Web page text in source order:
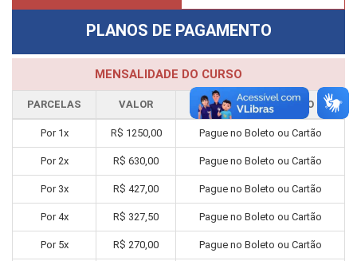
PLANOS DE PAGAMENTO
MENSALIDADE DO CURSO
PARCELAS VALOR FORMA PAGAMENTO
Por 1x R$ 1250,00 Pague no Boleto ou Cartão
Por2x R$ 630,00 Pague no Boleto ou Cartão
Por 3x R$ 427,00 Pague no Boleto ou Cartão
Por4x R$ 327,50 Pague no Boleto ou Cartão
Por 5x R$ 270,00 Pague no Boleto ou Cartão